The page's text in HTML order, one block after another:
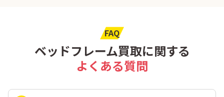
FAQ
ベッドフレーム買取に関する
よくある質問